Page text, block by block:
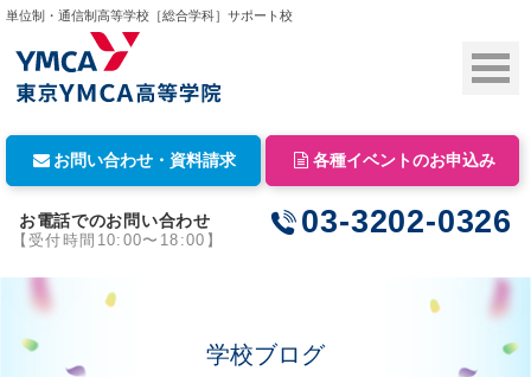
単位制・通信制高等学校［総合学科］サポート校
お問い合わせ・資料請求 各種イベントのお申込み
お電話でのお問い合わせ
【受付時間10:00〜18:00】
03-3202-0326
学校ブログ